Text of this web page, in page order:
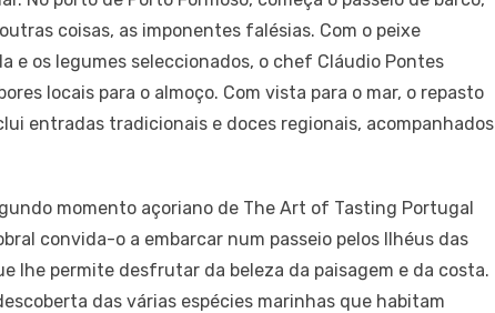
coisas, as imponentes falésias. Com o peixe
e os legumes seleccionados, o chef Cláudio Pontes
locais para o almoço. Com vista para o mar, o repasto
entradas tradicionais e doces regionais, acompanhados
momento açoriano de The Art of Tasting Portugal
convida-o a embarcar num passeio pelos Ilhéus das
lhe permite desfrutar da beleza da paisagem e da costa.
das várias espécies marinhas que habitam